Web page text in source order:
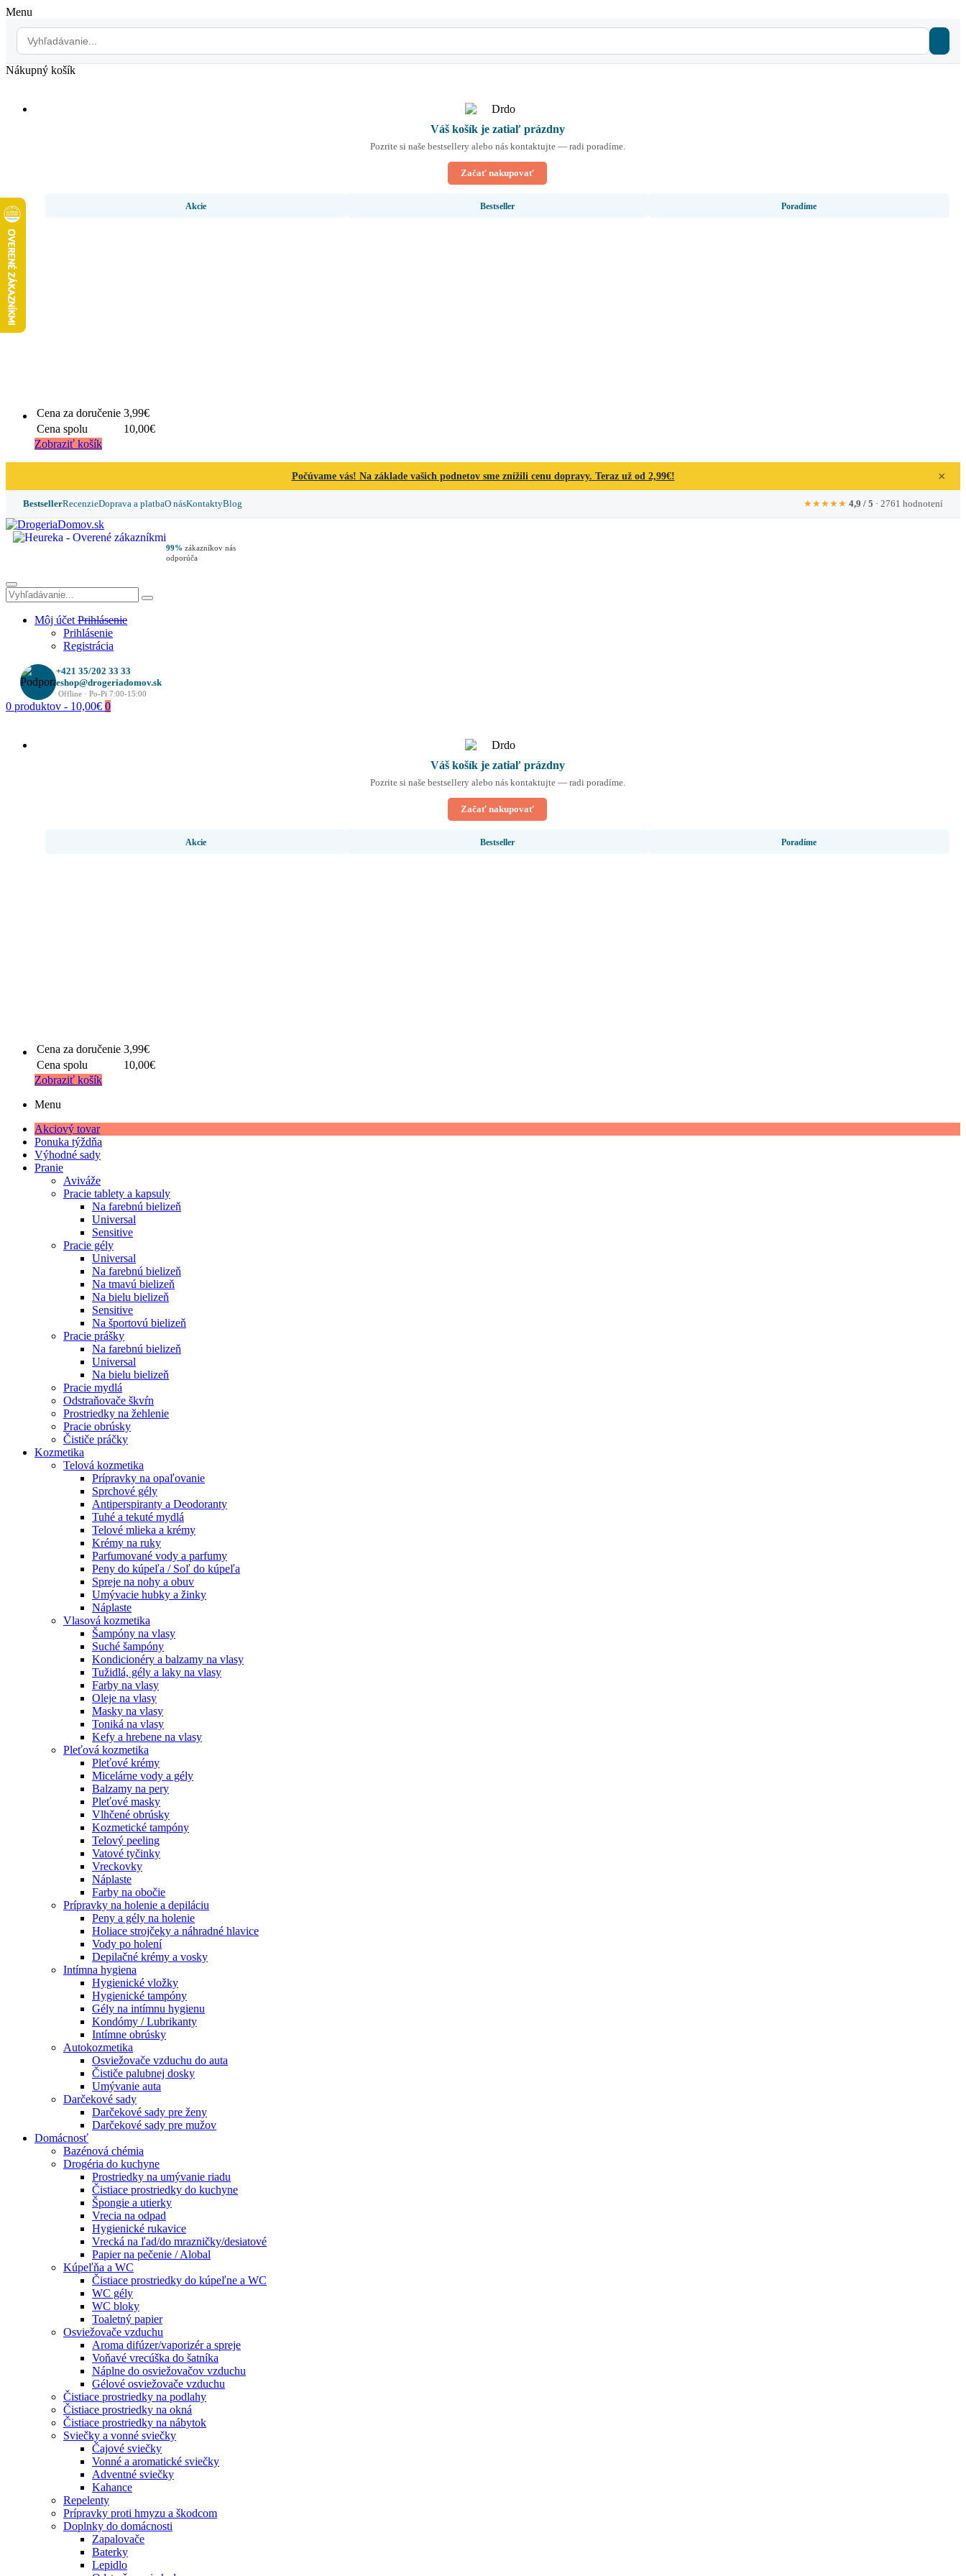
Menu
Nákupný košík
Váš košík je zatiaľ prázdny
Pozrite si naše bestsellery alebo nás kontaktujte — radi poradíme.
Začať nakupovať
Akcie Bestseller Poradíme
Cena za doručenie 3,99€
Cena spolu
10,00€
Zobraziť košík
Počúvame vás! Na základe vašich podnetov sme znížili cenu dopravy. Teraz už od 2,99€! ×
BestsellerRecenzieDoprava a platbaO násKontaktyBlog ★★★★★ 4,9 / 5 · 2761 hodnotení
99% zákazníkov nás
odporúča
Môj účet Prihlásenie
Prihlásenie
Registrácia
+421 35/202 33 33
eshop@drogeriadomov.sk
Offline · Po-Pi 7:00-15:00
0 produktov - 10,00€ 0
Váš košík je zatiaľ prázdny
Pozrite si naše bestsellery alebo nás kontaktujte — radi poradíme.
Začať nakupovať
Akcie Bestseller Poradíme
Cena za doručenie 3,99€
Cena spolu
10,00€
Zobraziť košík
Menu
Akciový tovar
Ponuka týždňa
Výhodné sady
Pranie
Aviváže
Pracie tablety a kapsuly
Na farebnú bielizeň
Universal
Sensitive
Pracie gély
Universal
Na farebnú bielizeň
Na tmavú bielizeň
Na bielu bielizeň
Sensitive
Na športovú bielizeň
Pracie prášky
Na farebnú bielizeň
Universal
Na bielu bielizeň
Pracie mydlá
Odstraňovače škvŕn
Prostriedky na žehlenie
Pracie obrúsky
Čističe práčky
Kozmetika
Telová kozmetika
Prípravky na opaľovanie
Sprchové gély
Antiperspiranty a Deodoranty
Tuhé a tekuté mydlá
Telové mlieka a krémy
Krémy na ruky
Parfumované vody a parfumy
Peny do kúpeľa / Soľ do kúpeľa
Spreje na nohy a obuv
Umývacie hubky a žinky
Náplaste
Vlasová kozmetika
Šampóny na vlasy
Suché šampóny
Kondicionéry a balzamy na vlasy
Tužidlá, gély a laky na vlasy
Farby na vlasy
Oleje na vlasy
Masky na vlasy
Toniká na vlasy
Kefy a hrebene na vlasy
Pleťová kozmetika
Pleťové krémy
Micelárne vody a gély
Balzamy na pery
Pleťové masky
Vlhčené obrúsky
Kozmetické tampóny
Telový peeling
Vatové tyčinky
Vreckovky
Náplaste
Farby na obočie
Prípravky na holenie a depiláciu
Peny a gély na holenie
Holiace strojčeky a náhradné hlavice
Vody po holení
Depilačné krémy a vosky
Intímna hygiena
Hygienické vložky
Hygienické tampóny
Gély na intímnu hygienu
Kondómy / Lubrikanty
Intímne obrúsky
Autokozmetika
Osviežovače vzduchu do auta
Čističe palubnej dosky
Umývanie auta
Darčekové sady
Darčekové sady pre ženy
Darčekové sady pre mužov
Domácnosť
Bazénová chémia
Drogéria do kuchyne
Prostriedky na umývanie riadu
Čistiace prostriedky do kuchyne
Špongie a utierky
Vrecia na odpad
Hygienické rukavice
Vrecká na ľad/do mrazničky/desiatové
Papier na pečenie / Alobal
Kúpeľňa a WC
Čistiace prostriedky do kúpeľne a WC
WC gély
WC bloky
Toaletný papier
Osviežovače vzduchu
Aroma difúzer/vaporizér a spreje
Voňavé vrecúška do šatníka
Náplne do osviežovačov vzduchu
Gélové osviežovače vzduchu
Čistiace prostriedky na podlahy
Čistiace prostriedky na okná
Čistiace prostriedky na nábytok
Sviečky a vonné sviečky
Čajové sviečky
Vonné a aromatické sviečky
Adventné sviečky
Kahance
Repelenty
Prípravky proti hmyzu a škodcom
Doplnky do domácnosti
Zapalovače
Baterky
Lepidlo